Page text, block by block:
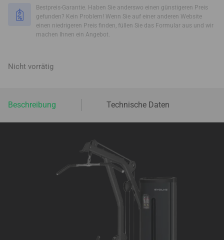
Bestpreis-Garantie. Haben Sie anderswo einen günstigeren Preis
gefunden? Kein Problem! Wenn Sie auf einer anderen Website
einen niedrigeren Preis finden, füllen Sie das Formular aus und wir
machen Ihnen ein Angebot.
Nicht vorrätig
Beschreibung Technische Daten